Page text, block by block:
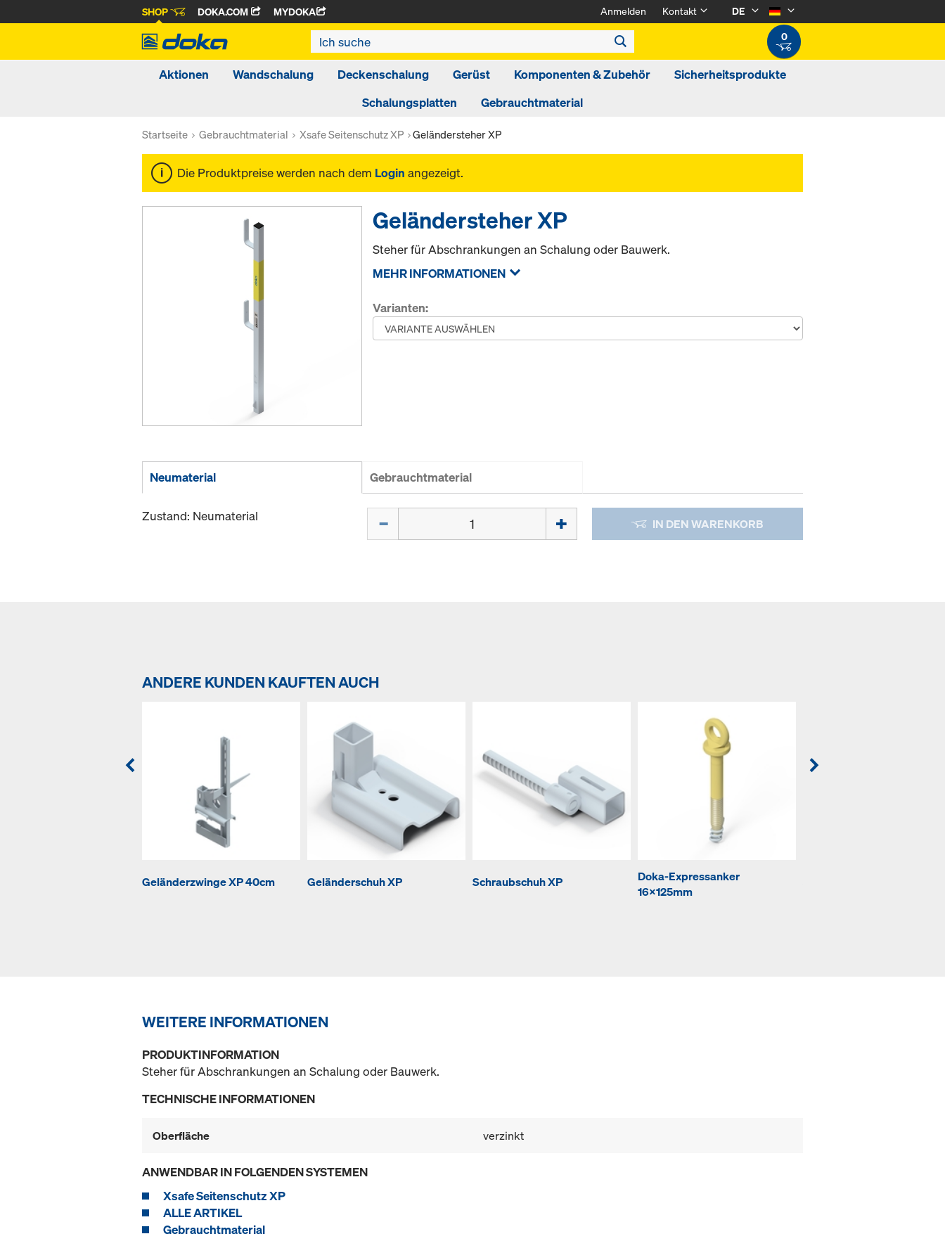
SHOP DOKA.COM MYDOKA Anmelden Kontakt
DE
0
Aktionen Wandschalung Deckenschalung Gerüst Komponenten & Zubehör
Sicherheitsprodukte
Schalungsplatten
Gebrauchtmaterial
Startseite Gebrauchtmaterial Xsafe Seitenschutz XP Geländersteher XP
Die Produktpreise werden nach dem Login angezeigt.
Geländersteher XP
Steher für Abschrankungen an Schalung oder Bauwerk.
MEHR INFORMATIONEN
Varianten:
Neumaterial Gebrauchtmaterial
Zustand: Neumaterial IN DEN WARENKORB
ANDERE KUNDEN KAUFTEN AUCH
Geländerzwinge XP 40cm Geländerschuh XP Schraubschuh XP
Doka-Expressanker
16x125mm
WEITERE INFORMATIONEN
PRODUKTINFORMATION
Steher für Abschrankungen an Schalung oder Bauwerk.
TECHNISCHE INFORMATIONEN
Oberfläche verzinkt
ANWENDBAR IN FOLGENDEN SYSTEMEN
Xsafe Seitenschutz XP
ALLE ARTIKEL
Gebrauchtmaterial